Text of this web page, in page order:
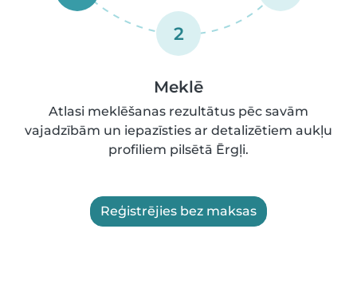
2
Meklē
Atlasi meklēšanas rezultātus pēc savām
vajadzībām un iepazīsties ar detalizētiem aukļu
profiliem pilsētā Ērgļi.
Reģistrējies bez maksas